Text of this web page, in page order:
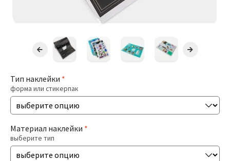
Пригласительные
Печать Меню
Печать На Холсте
Тип наклейки *
форма или стикерпак
Материал наклейки *
выберите тип